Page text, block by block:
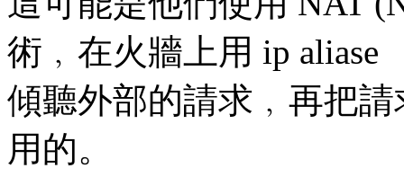
術﹐在火牆上用 ip aliase
傾聽外部的請求﹐再把
用的。